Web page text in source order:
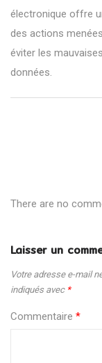
électronique offre
des actions
éviter les
données.
There are no
Laisser un
Votre adresse e-mail
indiqués avec *
Commentaire *